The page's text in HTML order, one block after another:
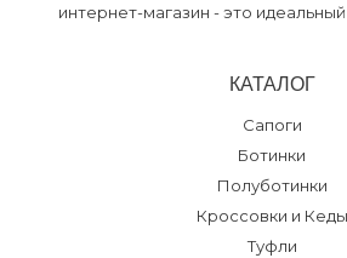
интернет-магазин - это
КАТАЛОГ
Сапоги
Ботинки
Полуботинки
Кроссовки и Кеды
Туфли